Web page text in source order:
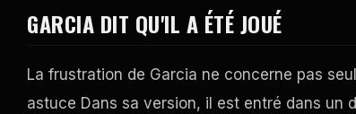
GARCIA DIT QU'IL A ÉTÉ JOUÉ
La frustration de Garcia ne concerne pas
astuce Dans sa version, il est entré dans